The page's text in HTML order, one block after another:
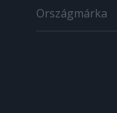
Országmárka